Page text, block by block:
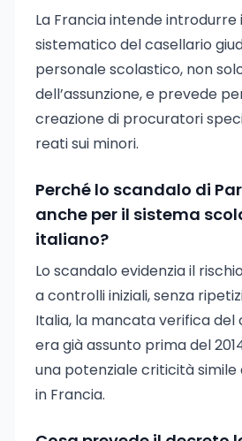
La Francia intende
sistematico del casellario
personale scolastico, non
dell’assunzione, e prevede
creazione di procuratori
reati sui minori.
Perché lo scandalo di
anche per il sistema
italiano?
Lo scandalo evidenzia il
a controlli iniziali, senza
Italia, la mancata verifica del
era già assunto prima del
una potenziale criticità simile
in Francia.